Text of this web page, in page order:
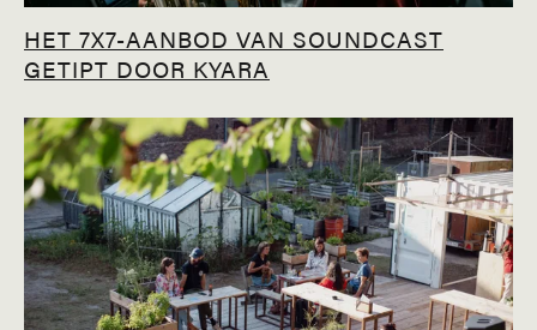
HET 7X7-AANBOD VAN SOUNDCAST
GETIPT DOOR KYARA